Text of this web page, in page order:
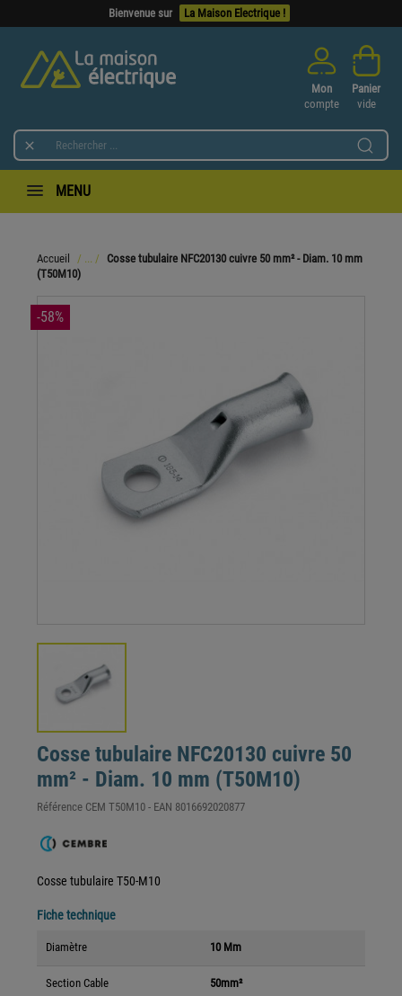
Bienvenue sur La Maison Electrique !

Mon
compte
Panier
vide
MENU
Accueil
Cosse tubulaire NFC20130 cuivre 50 mm² - Diam. 10 mm
(T50M10)
-58%
Cosse tubulaire NFC20130 cuivre 50
mm² - Diam. 10 mm (T50M10)
Référence CEM T50M10 - EAN 8016692020877
Cosse tubulaire T50-M10
Fiche technique
Diamètre 10 Mm
Section Cable 50mm²